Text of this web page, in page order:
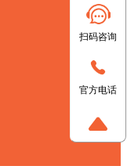
扫码咨询
官方电话